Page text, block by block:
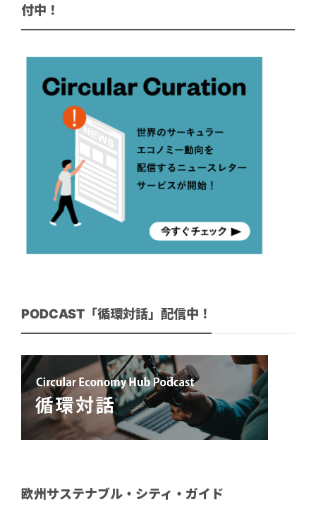
付中！
PODCAST「循環対話」配信中！
欧州サステナブル・シティ・ガイド